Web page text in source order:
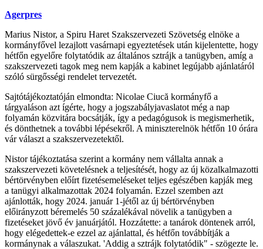
Agerpres
Marius Nistor, a Spiru Haret Szakszervezeti Szövetség elnöke a
kormányfővel lezajlott vasárnapi egyeztetések után kijelentette, hogy
hétfőn egyelőre folytatódik az általános sztrájk a tanügyben, amíg a
szakszervezeti tagok meg nem kapják a kabinet legújabb ajánlatáról
szóló sürgősségi rendelet tervezetét.
Sajtótájékoztatóján elmondta: Nicolae Ciucă kormányfő a
tárgyaláson azt ígérte, hogy a jogszabályjavaslatot még a nap
folyamán közvitára bocsátják, így a pedagógusok is megismerhetik,
és dönthetnek a további lépésekről. A miniszterelnök hétfőn 10 órára
vár választ a szakszervezetektől.
Nistor tájékoztatása szerint a kormány nem vállalta annak a
szakszervezeti követelésnek a teljesítését, hogy az új közalkalmazotti
bértörvényben előírt fizetésemeléseket teljes egészében kapják meg
a tanügyi alkalmazottak 2024 folyamán. Ezzel szemben azt
ajánlották, hogy 2024. január 1-jétől az új bértörvényben
előirányzott béremelés 50 százalékával növelik a tanügyben a
fizetéseket jövő év januárjától. Hozzátette: a tanárok döntenek arról,
hogy elégedettek-e ezzel az ajánlattal, és hétfőn továbbítják a
kormánynak a válaszukat. 'Addig a sztrájk folytatódik" - szögezte le.